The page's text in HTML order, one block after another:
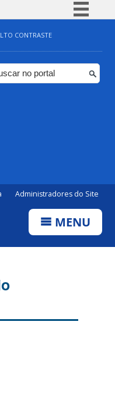
Simplifique!
Comunica BR
Participe
CONTRASTE
Administradores do Site
MENU